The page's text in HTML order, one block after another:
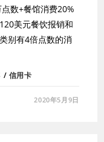
数+餐馆消费20%
美元餐饮报销和
别有4倍点数的消
/ 信用卡
2020年5月9日